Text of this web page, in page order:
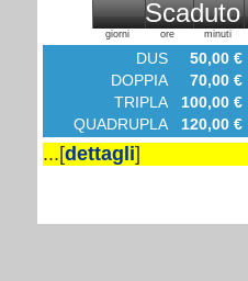
Scaduto
giorni ore minuti
DUS
50,00 €
DOPPIA
70,00 €
TRIPLA
100,00 €
QUADRUPLA
120,00 €
...[dettagli]